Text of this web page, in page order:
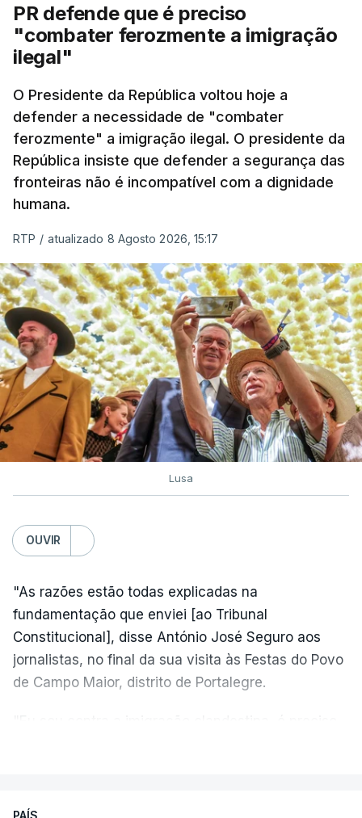
PR defende que é preciso
"combater ferozmente a imigração
ilegal"
O Presidente da República voltou hoje a
defender a necessidade de "combater
ferozmente" a imigração ilegal. O presidente da
República insiste que defender a segurança das
fronteiras não é incompatível com a dignidade
humana.
RTP / atualizado 8 Agosto 2026, 15:17
Lusa
OUVIR
"As razões estão todas explicadas na
fundamentação que enviei [ao Tribunal
Constitucional], disse António José Seguro aos
jornalistas, no final da sua visita às Festas do Povo
de Campo Maior, distrito de Portalegre.
nada disto é incompatível com tratarmos com
PAÍS